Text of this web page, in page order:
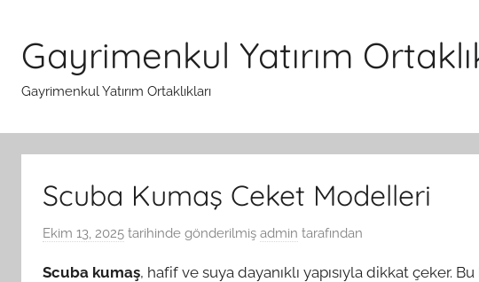
Gayrimenkul Yatırım
Gayrimenkul Yatırım Ortaklıkları
Scuba Kumaş Ceket Modelleri
Ekim 13, 2025 tarihinde gönderilmiş admin tarafından
Scuba kumaş, hafif ve suya dayanıklı yapısıyla dikkat çeker.